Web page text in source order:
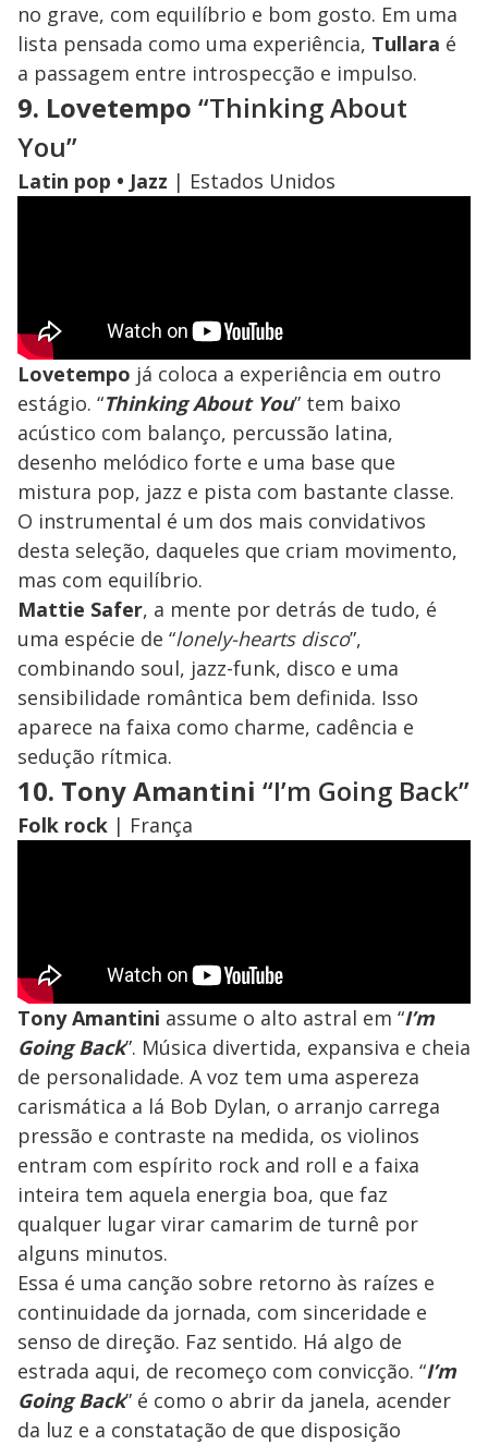
no grave, com equilíbrio e bom gosto. Em uma
lista pensada como uma experiência, Tullara é
a passagem entre introspecção e impulso.
9. Lovetempo “Thinking About
You”
Latin pop • Jazz | Estados Unidos
Lovetempo já coloca a experiência em outro
estágio. “Thinking About You” tem baixo
acústico com balanço, percussão latina,
desenho melódico forte e uma base que
mistura pop, jazz e pista com bastante classe.
O instrumental é um dos mais convidativos
desta seleção, daqueles que criam movimento,
mas com equilíbrio.
Mattie Safer, a mente por detrás de tudo, é
uma espécie de “lonely-hearts disco”,
combinando soul, jazz-funk, disco e uma
sensibilidade romântica bem definida. Isso
aparece na faixa como charme, cadência e
sedução rítmica.
10. Tony Amantini “I’m Going Back”
Folk rock | França
Tony Amantini assume o alto astral em “I’m
Going Back”. Música divertida, expansiva e cheia
de personalidade. A voz tem uma aspereza
carismática a lá Bob Dylan, o arranjo carrega
pressão e contraste na medida, os violinos
entram com espírito rock and roll e a faixa
inteira tem aquela energia boa, que faz
qualquer lugar virar camarim de turnê por
alguns minutos.
Essa é uma canção sobre retorno às raízes e
continuidade da jornada, com sinceridade e
senso de direção. Faz sentido. Há algo de
estrada aqui, de recomeço com convicção. “I’m
Going Back” é como o abrir da janela, acender
da luz e a constatação de que disposição